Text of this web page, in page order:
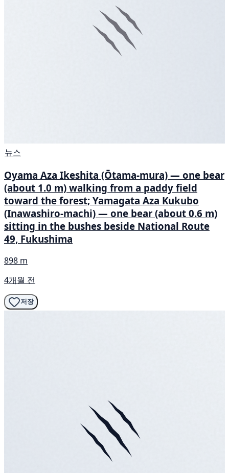
뉴스
Oyama Aza Ikeshita (Ōtama-mura) — one bear
(about 1.0 m) walking from a paddy field
toward the forest; Yamagata Aza Kukubo
(Inawashiro-machi) — one bear (about 0.6 m)
sitting in the bushes beside National Route
49, Fukushima
898 m
4개월 전
저장